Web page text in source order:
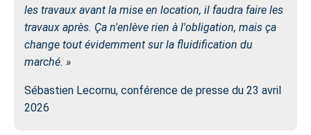
les travaux avant la mise en location, il faudra faire les
travaux après. Ça n'enlève rien à l'obligation, mais ça
change tout évidemment sur la fluidification du
marché. »
Sébastien Lecornu, conférence de presse du 23 avril
2026